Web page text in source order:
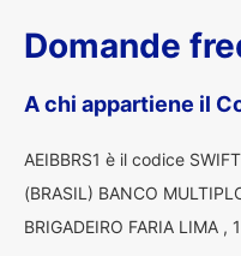
Domande
A chi appartiene il
AEIBBRS1 è il codice
(BRASIL) BANCO
BRIGADEIRO FARIA LIMA